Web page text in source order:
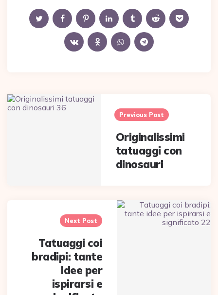
Post
navigation
Previous Post
Originalissimi
tatuaggi con
dinosauri
Next Post
Tatuaggi coi
bradipi: tante
idee per
ispirarsi e